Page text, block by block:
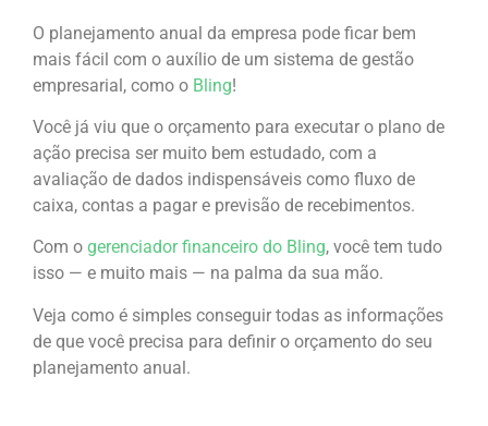
O planejamento anual da empresa pode ficar bem
mais fácil com o auxílio de um sistema de gestão
empresarial, como o Bling!
Você já viu que o orçamento para executar o plano de
ação precisa ser muito bem estudado, com a
avaliação de dados indispensáveis como fluxo de
caixa, contas a pagar e previsão de recebimentos.
Com o gerenciador financeiro do Bling, você tem tudo
isso — e muito mais — na palma da sua mão.
Veja como é simples conseguir todas as informações
de que você precisa para definir o orçamento do seu
planejamento anual.